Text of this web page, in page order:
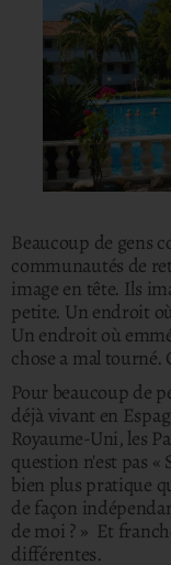
Beaucoup de gens
communautés de
image en tête. Ils
petite. Un endroit
Un endroit où
chose a mal
Pour beaucoup de
déjà vivant en
Royaume-Uni, les
question n'est pas «
bien plus pratique
de façon
de moi ? » Et
différentes.